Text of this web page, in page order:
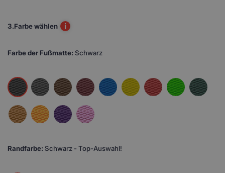
3.Farbe wählen i
Farbe der Fußmatte: Schwarz
Randfarbe: Schwarz - Top-Auswahl!